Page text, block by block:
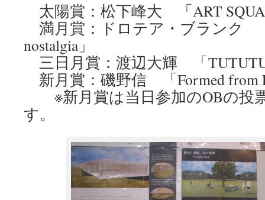
太陽賞：松下峰大 「ART
満月賞：ドロテア・ブランク
nostalgia」
三日月賞：渡辺大輝 「
新月賞：磯野信 「Formed from
※新月賞は当日参加のOBの投
す。